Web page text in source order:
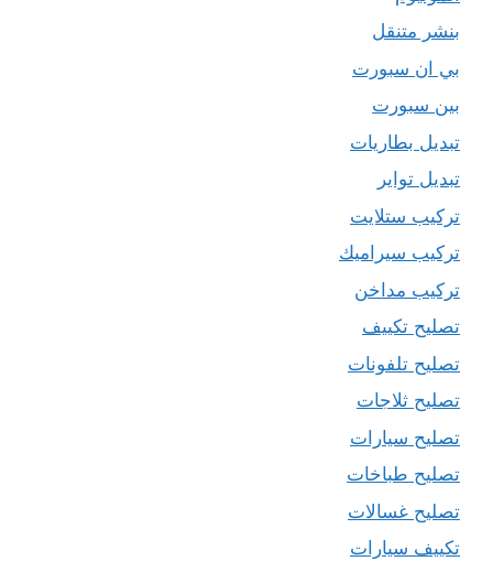
بنشر متنقل
بي ان سبورت
بين سبورت
تبديل بطاريات
تبديل تواير
تركيب ستلايت
تركيب سيراميك
تركيب مداخن
تصليح تكييف
تصليح تلفونات
تصليح ثلاجات
تصليح سيارات
تصليح طباخات
تصليح غسالات
تكييف سيارات